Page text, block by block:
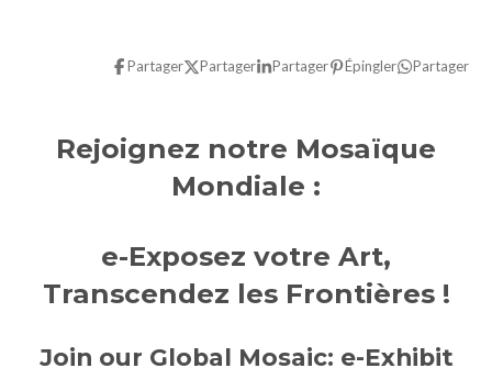
Partager Partager Partager Épingler Partager
Rejoignez notre Mosaïque
Mondiale :
e-Exposez votre Art,
Transcendez les Frontières !
Join our Global Mosaic: e-Exhibit